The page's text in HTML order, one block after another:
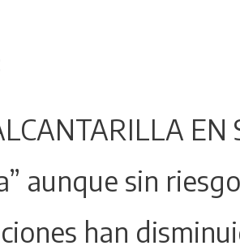
aunque sin
han